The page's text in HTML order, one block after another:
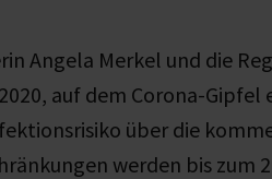
Angela Merkel und die
auf dem Corona-
über die
werden bis zum